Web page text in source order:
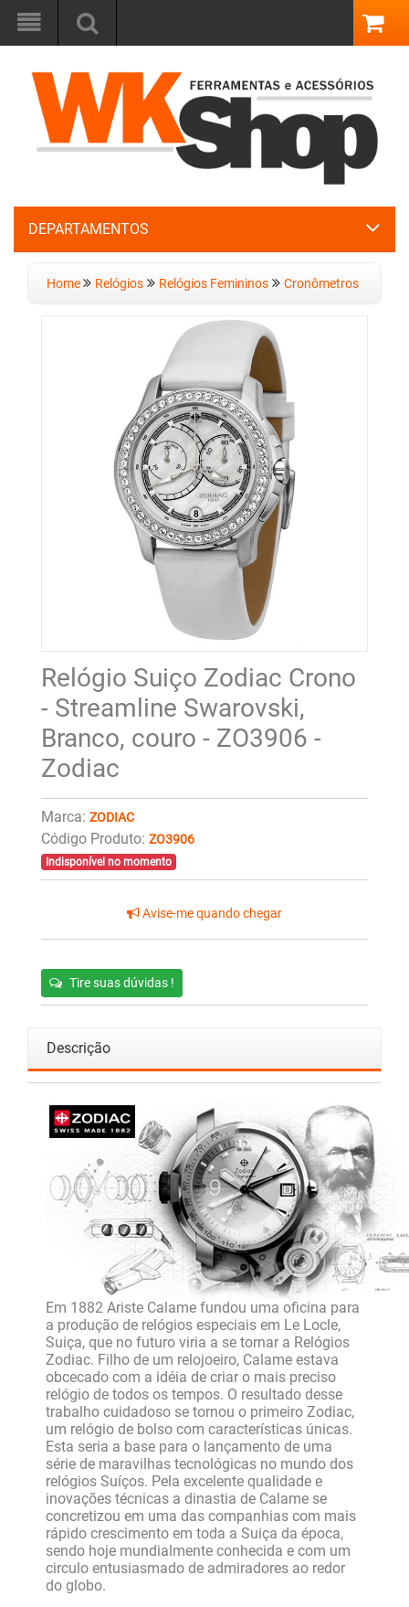
DEPARTAMENTOS
Home Relógios Relógios Femininos Cronômetros
Relógio Suiço Zodiac Crono
- Streamline Swarovski,
Branco, couro - ZO3906 -
Zodiac
Marca: ZODIAC
Código Produto: ZO3906
Indisponível no momento
Avise-me quando chegar
Tire suas dúvidas !
Descrição
Em 1882 Ariste Calame fundou uma oficina para
a produção de relógios especiais em Le Locle,
Suiça, que no futuro viria a se tornar a Relógios
Zodiac. Filho de um relojoeiro, Calame estava
obcecado com a idéia de criar o mais preciso
relógio de todos os tempos. O resultado desse
trabalho cuidadoso se tornou o primeiro Zodiac,
um relógio de bolso com características únicas.
Esta seria a base para o lançamento de uma
série de maravilhas tecnológicas no mundo dos
relógios Suíços. Pela excelente qualidade e
inovações técnicas a dinastia de Calame se
concretizou em uma das companhias com mais
rápido crescimento em toda a Suiça da época,
sendo hoje mundialmente conhecida e com um
circulo entusiasmado de admiradores ao redor
do globo.